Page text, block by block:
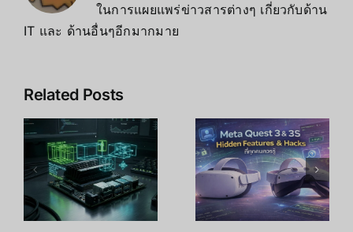
ในการแผยแพร่ข่าวสารต่างๆ เกี่ยวกับด้าน
IT และ ด้านอื่นๆอีกมากมาย
Related Posts
10 เทคนิค
ปลดล็อก
Meta Quest
3 เพิ่มพลัง
จริงได้ถึง
Swan ความ
ละเอียด 45
PPD สูงสุด
ในตลาด
พร้อมบุก